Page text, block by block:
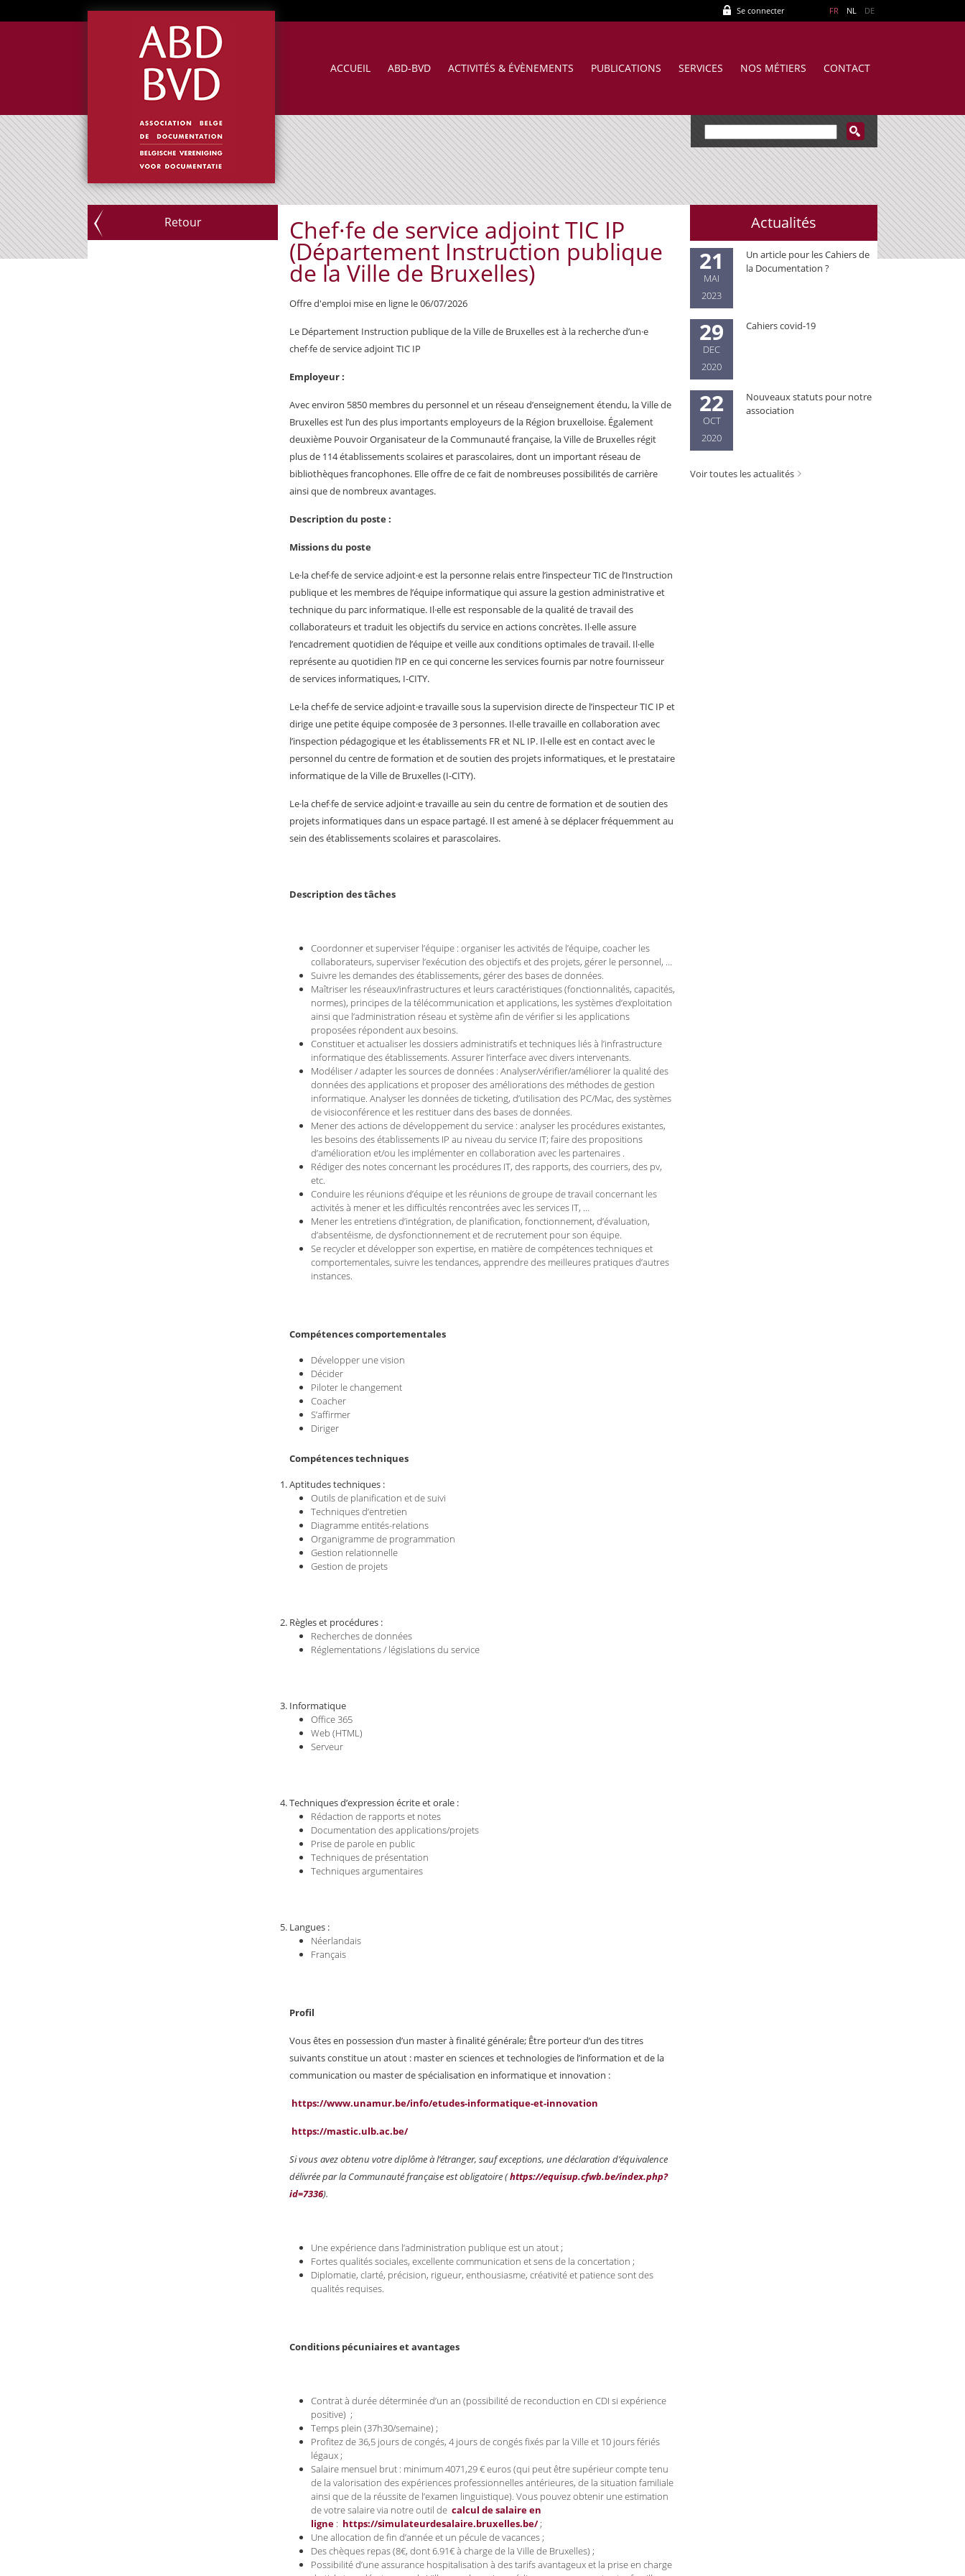
Se connecter FR NL DE
ACCUEIL ABD-BVD ACTIVITÉS & ÉVÈNEMENTS PUBLICATIONS SERVICES NOS MÉTIERS CONTACT
Retour Chef·fe de service adjoint TIC IP
(Département Instruction publique
de la Ville de Bruxelles)
Offre d'emploi mise en ligne le 06/07/2026
Le Département Instruction publique de la Ville de Bruxelles est à la recherche d’un·e
chef·fe de service adjoint TIC IP
Employeur :
Avec environ 5850 membres du personnel et un réseau d’enseignement étendu, la Ville de
Bruxelles est l’un des plus importants employeurs de la Région bruxelloise. Également
deuxième Pouvoir Organisateur de la Communauté française, la Ville de Bruxelles régit
plus de 114 établissements scolaires et parascolaires, dont un important réseau de
bibliothèques francophones. Elle offre de ce fait de nombreuses possibilités de carrière
ainsi que de nombreux avantages.
Description du poste :
Missions du poste
Le·la chef·fe de service adjoint·e est la personne relais entre l’inspecteur TIC de l’Instruction
publique et les membres de l’équipe informatique qui assure la gestion administrative et
technique du parc informatique. Il·elle est responsable de la qualité de travail des
collaborateurs et traduit les objectifs du service en actions concrètes. Il·elle assure
l’encadrement quotidien de l’équipe et veille aux conditions optimales de travail. Il·elle
représente au quotidien l’IP en ce qui concerne les services fournis par notre fournisseur
de services informatiques, I-CITY.
Le·la chef·fe de service adjoint·e travaille sous la supervision directe de l’inspecteur TIC IP et
dirige une petite équipe composée de 3 personnes. Il·elle travaille en collaboration avec
l’inspection pédagogique et les établissements FR et NL IP. Il·elle est en contact avec le
personnel du centre de formation et de soutien des projets informatiques, et le prestataire
informatique de la Ville de Bruxelles (I-CITY).
Le·la chef·fe de service adjoint·e travaille au sein du centre de formation et de soutien des
projets informatiques dans un espace partagé. Il est amené à se déplacer fréquemment au
sein des établissements scolaires et parascolaires.
Description des tâches
Coordonner et superviser l’équipe : organiser les activités de l’équipe, coacher les
collaborateurs, superviser l’exécution des objectifs et des projets, gérer le personnel, …
Suivre les demandes des établissements, gérer des bases de données.
Maîtriser les réseaux/infrastructures et leurs caractéristiques (fonctionnalités, capacités,
normes), principes de la télécommunication et applications, les systèmes d’exploitation
ainsi que l’administration réseau et système afin de vérifier si les applications
proposées répondent aux besoins.
Constituer et actualiser les dossiers administratifs et techniques liés à l’infrastructure
informatique des établissements. Assurer l’interface avec divers intervenants.
Modéliser / adapter les sources de données : Analyser/vérifier/améliorer la qualité des
données des applications et proposer des améliorations des méthodes de gestion
informatique. Analyser les données de ticketing, d’utilisation des PC/Mac, des systèmes
de visioconférence et les restituer dans des bases de données.
Mener des actions de développement du service : analyser les procédures existantes,
les besoins des établissements IP au niveau du service IT; faire des propositions
d’amélioration et/ou les implémenter en collaboration avec les partenaires .
Rédiger des notes concernant les procédures IT, des rapports, des courriers, des pv,
etc.
Conduire les réunions d’équipe et les réunions de groupe de travail concernant les
activités à mener et les difficultés rencontrées avec les services IT, …
Mener les entretiens d’intégration, de planification, fonctionnement, d’évaluation,
d’absentéisme, de dysfonctionnement et de recrutement pour son équipe.
Se recycler et développer son expertise, en matière de compétences techniques et
comportementales, suivre les tendances, apprendre des meilleures pratiques d’autres
instances.
Compétences comportementales
Développer une vision
Décider
Piloter le changement
Coacher
S’affirmer
Diriger
Compétences techniques
Aptitudes techniques :
Outils de planification et de suivi
Techniques d’entretien
Diagramme entités-relations
Organigramme de programmation
Gestion relationnelle
Gestion de projets
Règles et procédures :
Recherches de données
Réglementations / législations du service
Informatique
Office 365
Web (HTML)
Serveur
Techniques d’expression écrite et orale :
Rédaction de rapports et notes
Documentation des applications/projets
Prise de parole en public
Techniques de présentation
Techniques argumentaires
Langues :
Néerlandais
Français
Profil
Vous êtes en possession d’un master à finalité générale; Être porteur d’un des titres
suivants constitue un atout : master en sciences et technologies de l’information et de la
communication ou master de spécialisation en informatique et innovation :
https://www.unamur.be/info/etudes-informatique-et-innovation
https://mastic.ulb.ac.be/
Si vous avez obtenu votre diplôme à l’étranger, sauf exceptions, une déclaration d’équivalence
délivrée par la Communauté française est obligatoire (https://equisup.cfwb.be/index.php?
id=7336).
Une expérience dans l’administration publique est un atout ;
Fortes qualités sociales, excellente communication et sens de la concertation ;
Diplomatie, clarté, précision, rigueur, enthousiasme, créativité et patience sont des
qualités requises.
Conditions pécuniaires et avantages
Contrat à durée déterminée d’un an (possibilité de reconduction en CDI si expérience
positive) ;
Temps plein (37h30/semaine) ;
Profitez de 36,5 jours de congés, 4 jours de congés fixés par la Ville et 10 jours fériés
légaux ;
Salaire mensuel brut : minimum 4071,29 € euros (qui peut être supérieur compte tenu
de la valorisation des expériences professionnelles antérieures, de la situation familiale
ainsi que de la réussite de l’examen linguistique). Vous pouvez obtenir une estimation
de votre salaire via notre outil de calcul de salaire en
ligne : https://simulateurdesalaire.bruxelles.be/;
Une allocation de fin d’année et un pécule de vacances ;
Des chèques repas (8€, dont 6.91€ à charge de la Ville de Bruxelles) ;
Possibilité d’une assurance hospitalisation à des tarifs avantageux et la prise en charge
Actualités
21
MAI
2023
Un article pour les Cahiers de
la Documentation ?
29
DEC
2020
Cahiers covid-19
22
OCT
2020
Nouveaux statuts pour notre
association
Voir toutes les actualités